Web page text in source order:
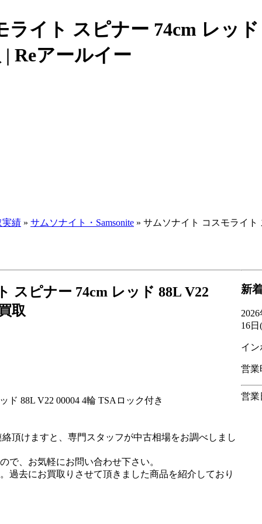
イト スピナー 74cm レッド
Reアールイー
実績 » サムソナイト・Samsonite » サムソナイト コスモライト
スピナー 74cm レッド 88L V22
取
ド 88L V22 00004 4輪 TSAロック付き
頂けますと、専門スタッフが中古相場をお調べしまし
で、お気軽にお問い合わせ下さい。
過去にお買取りさせて頂きました商品を紹介しており
新
16日
イン
営業
営業